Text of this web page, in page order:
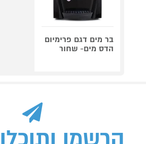
בר מים דגם פרימיום
הדס מים- שחור